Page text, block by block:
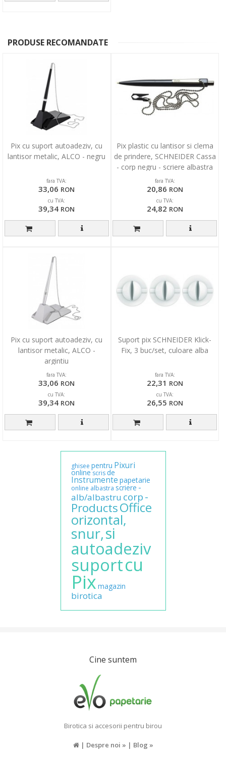
PRODUSE RECOMANDATE
Pix cu suport autoadeziv, cu
lantisor metalic, ALCO - negru
fara TVA:
33,06 RON
cu TVA:
39,34 RON
Pix plastic cu lantisor si clema
de prindere, SCHNEIDER Cassa
- corp negru - scriere albastra
fara TVA:
20,86 RON
cu TVA:
24,82 RON
Pix cu suport autoadeziv, cu
lantisor metalic, ALCO -
argintiu
fara TVA:
33,06 RON
cu TVA:
39,34 RON
Suport pix SCHNEIDER Klick-
Fix, 3 buc/set, culoare alba
fara TVA:
22,31 RON
cu TVA:
26,55 RON
ghisee pentru Pixuri
online scris de
Instrumente papetarie
online albastra scriere -
alb/albastru corp-
ProductsOffice
orizontal,
snur,si
autoadeziv
suportcu
Pix magazin
birotica
Cine suntem
Birotica si accesorii pentru birou
| Despre noi » | Blog »